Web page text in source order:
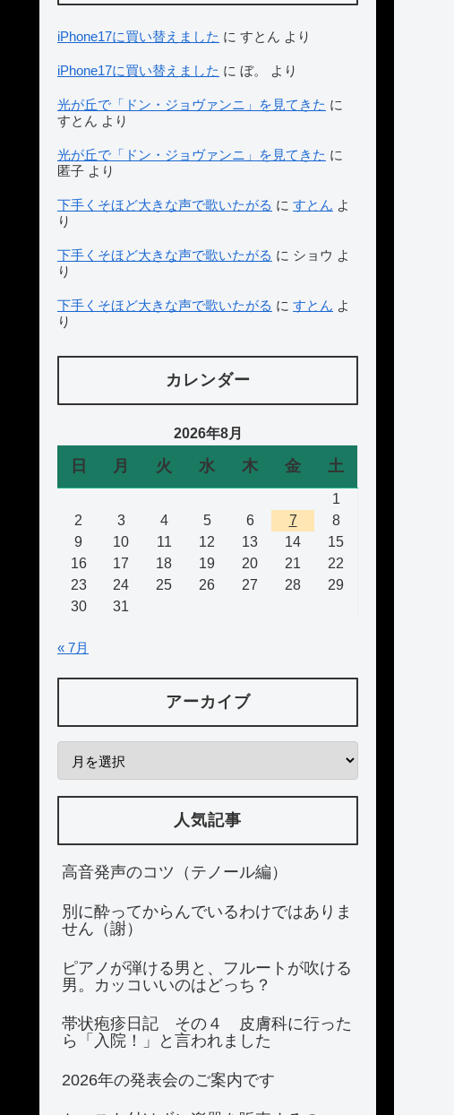
iPhone17に買い替えました に すとん より
iPhone17に買い替えました に ぼ。 より
光が丘で「ドン・ジョヴァンニ」を見てきた に
すとん より
光が丘で「ドン・ジョヴァンニ」を見てきた に
匿子 より
下手くそほど大きな声で歌いたがる に すとん よ
り
下手くそほど大きな声で歌いたがる に ショウ よ
り
下手くそほど大きな声で歌いたがる に すとん よ
り
カレンダー
2026年8月
日 月 火 水 木 金 土
1
2
3 4 5 6 7
8
9
10 11 12 13 14
15
16
17 18 19 20 21
22
23
24 25 26 27 28
29
30
31
« 7月
アーカイブ
人気記事
高音発声のコツ（テノール編）
別に酔ってからんでいるわけではありま
せん（謝）
ピアノが弾ける男と、フルートが吹ける
男。カッコいいのはどっち？
帯状疱疹日記 その４ 皮膚科に行った
ら「入院！」と言われました
2026年の発表会のご案内です